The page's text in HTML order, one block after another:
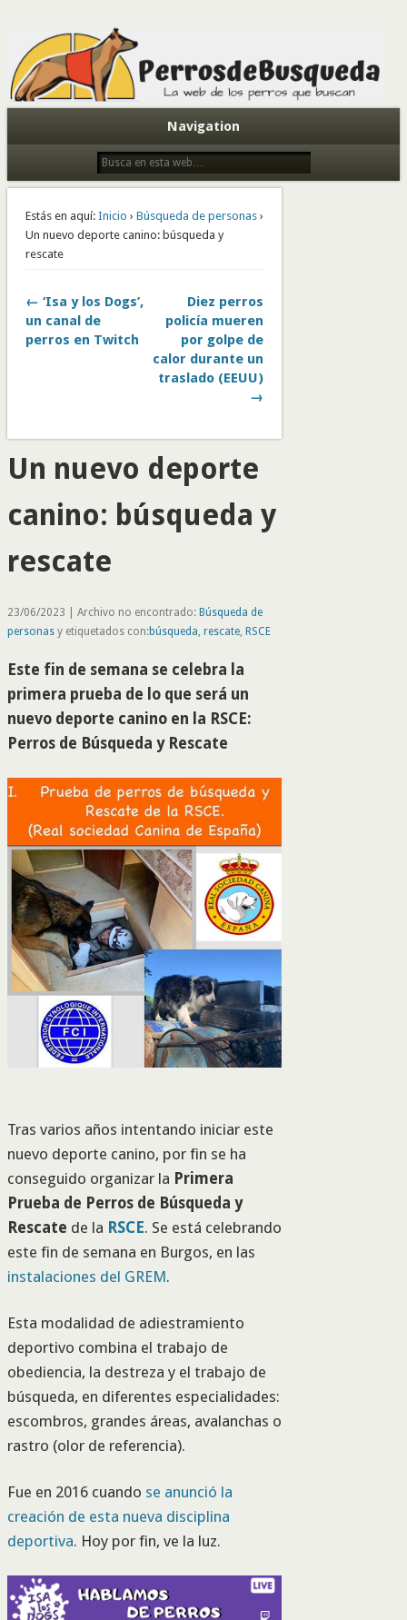
Todo sobre perros de búsqueda y detectores
Navigation
Estás en aquí: Inicio › Búsqueda de personas›
Un nuevo deporte canino: búsqueda y
rescate
← ‘Isa y los Dogs’,
un canal de
perros en Twitch
Diez perros
policía mueren
por golpe de
calor durante un
traslado (EEUU)
→
Un nuevo deporte
canino: búsqueda y
rescate
23/06/2023 | Archivo no encontrado: Búsqueda de
personasy etiquetados con:búsqueda, rescate, RSCE
Este fin de semana se celebra la
primera prueba de lo que será un
nuevo deporte canino en la RSCE:
Perros de Búsqueda y Rescate
Tras varios años intentando iniciar este
nuevo deporte canino, por fin se ha
conseguido organizar la Primera
Prueba de Perros de Búsqueda y
Rescate de la RSCE. Se está celebrando
este fin de semana en Burgos, en las
instalaciones del GREM.
Esta modalidad de adiestramiento
deportivo combina el trabajo de
obediencia, la destreza y el trabajo de
búsqueda, en diferentes especialidades:
escombros, grandes áreas, avalanchas o
rastro (olor de referencia).
Fue en 2016 cuando se anunció la
creación de esta nueva disciplina
deportiva. Hoy por fin, ve la luz.